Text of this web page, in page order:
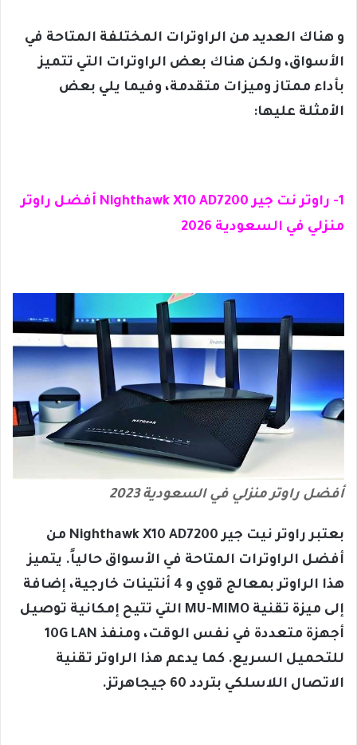
و هناك العديد من الراوترات المختلفة المتاحة في
الأسواق، ولكن هناك بعض الراوترات التي تتميز
بأداء ممتاز وميزات متقدمة، وفيما يلي بعض
الأمثلة عليها:
1- راوتر نت جير Nighthawk X10 AD7200 أفضل راوتر
منزلي في السعودية 2026
أفضل راوتر منزلي في السعودية 2023
ب
عتبر راوتر نيت جير Nighthawk X10 AD7200 من
أفضل الراوترات المتاحة في الأسواق حالياً. يتميز
هذا الراوتر بمعالج قوي و 4 أنتينات خارجية، إضافة
إلى ميزة تقنية MU-MIMO التي تتيح إمكانية توصيل
أجهزة متعددة في نفس الوقت، ومنفذ 10G LAN
للتحميل السريع. كما يدعم هذا الراوتر تقنية
الاتصال اللاسلكي بتردد 60 جيجاهرتز.